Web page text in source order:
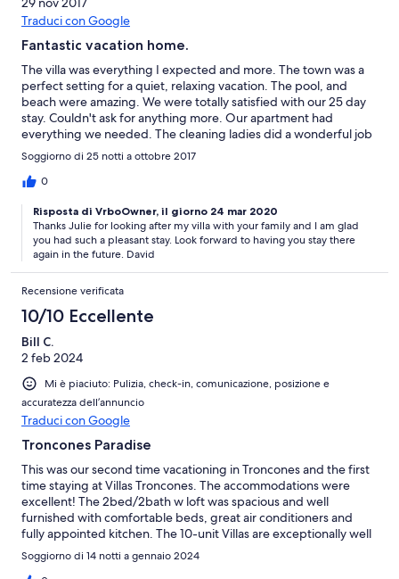
Traduci con Google
Fantastic vacation home.
The villa was everything I expected and more. The town was a
perfect setting for a quiet, relaxing vacation. The pool, and
beach were amazing. We were totally satisfied with our 25 day
stay. Couldn't ask for anything more. Our apartment had
everything we needed. The cleaning ladies did a wonderful job
as did the maintenance man, Victor and the gardening crew.
Lisa, the manager was available to answer any of our questions.
We will return.
Soggiorno di 25 notti a ottobre 2017
0
Risposta di VrboOwner, il giorno 24 mar 2020
Thanks Julie for looking after my villa with your family and I am glad
you had such a pleasant stay. Look forward to having you stay there
again in the future. David
Recensione verificata
10/10 Eccellente
Bill C.
2 feb 2024
Mi è piaciuto: Pulizia, check-in, comunicazione, posizione e
accuratezza dell’annuncio
Traduci con Google
Troncones Paradise
This was our second time vacationing in Troncones and the first
time staying at Villas Troncones. The accommodations were
excellent! The 2bed/2bath w loft was spacious and well
furnished with comfortable beds, great air conditioners and
fully appointed kitchen. The 10-unit Villas are exceptionally well
maintained and the property management and staff were very
kind, responsive and professional. The location is fantastic! steps
Soggiorno di 14 notti a gennaio 2024